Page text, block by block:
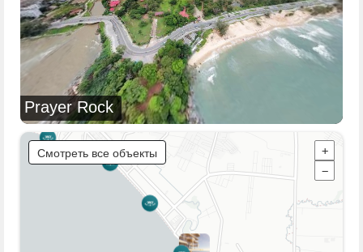
Prayer Rock
Смотреть все объекты
+
−